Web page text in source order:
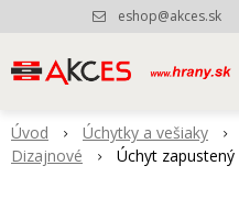
eshop@akces.sk
Úvod Úchytky a vešiaky
Dizajnové
Úchyt